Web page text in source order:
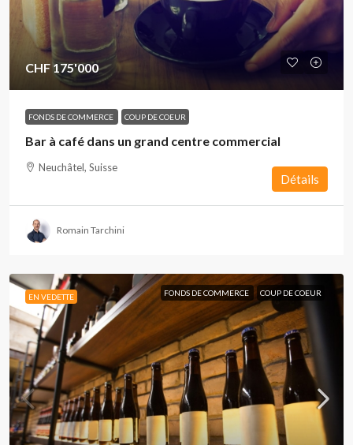
CHF 175'000
FONDS DE COMMERCE COUP DE COEUR
Bar à café dans un grand centre commercial
Neuchâtel, Suisse
Détails
Romain Tarchini
EN VEDETTE FONDS DE COMMERCE COUP DE COEUR